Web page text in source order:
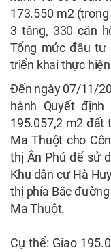
173.550 m2
3 tầng, 330 căn
Tổng mức đầu tư
triển khai thực
Đến ngày 07/11/
hành Quyết
195.057,2 m2 đất
Ma Thuột cho
thị Ân Phú để sử
Khu dân cư Hà
thị phía Bắc
Ma Thuột.
Cụ thể: Giao